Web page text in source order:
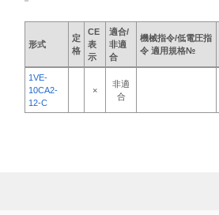
形式
定
格
CE
表
示
適合/
非適
合
機械指令/低電圧指
令 適用規格№
1VE-
10CA2-
12-C
×
非適
合